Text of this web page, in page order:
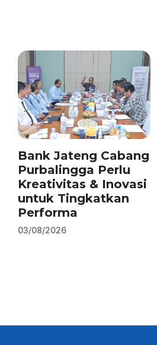
Bank Jateng Cabang
Purbalingga Perlu
Kreativitas & Inovasi
untuk Tingkatkan
Performa
03/08/2026